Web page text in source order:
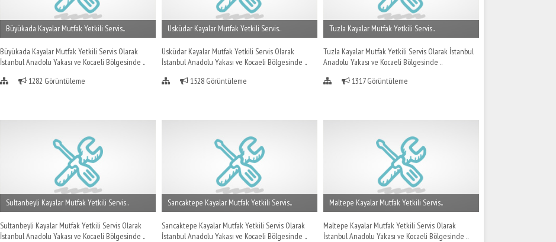
Büyükada Kayalar Mutfak Yetkili Servis..
Büyükada Kayalar Mutfak Yetkili Servis Olarak
İstanbul Anadolu Yakası ve Kocaeli Bölgesinde ..
1282 Görüntüleme
Üsküdar Kayalar Mutfak Yetkili Servis..
Üsküdar Kayalar Mutfak Yetkili Servis Olarak
İstanbul Anadolu Yakası ve Kocaeli Bölgesinde ..
1528 Görüntüleme
Tuzla Kayalar Mutfak Yetkili Servis..
Tuzla Kayalar Mutfak Yetkili Servis Olarak İstanbul
Anadolu Yakası ve Kocaeli Bölgesinde ..
1317 Görüntüleme
Sultanbeyli Kayalar Mutfak Yetkili Servis..
Sultanbeyli Kayalar Mutfak Yetkili Servis Olarak
İstanbul Anadolu Yakası ve Kocaeli Bölgesinde ..
Sancaktepe Kayalar Mutfak Yetkili Servis..
Sancaktepe Kayalar Mutfak Yetkili Servis Olarak
İstanbul Anadolu Yakası ve Kocaeli Bölgesinde ..
Maltepe Kayalar Mutfak Yetkili Servis..
Maltepe Kayalar Mutfak Yetkili Servis Olarak
İstanbul Anadolu Yakası ve Kocaeli Bölgesinde ..